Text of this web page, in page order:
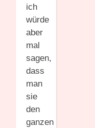
ich
würde
aber
mal
sagen,
dass
man
sie
den
ganzen